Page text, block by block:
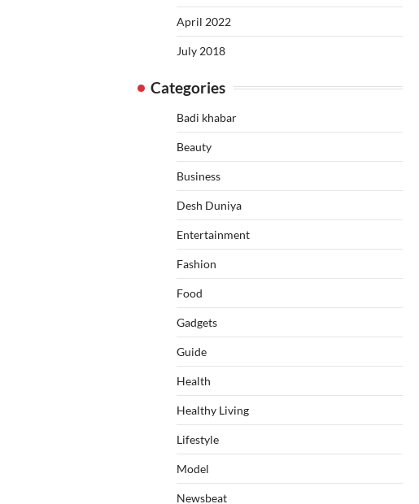
April 2022
July 2018
Categories
Badi khabar
Beauty
Business
Desh Duniya
Entertainment
Fashion
Food
Gadgets
Guide
Health
Healthy Living
Lifestyle
Model
Newsbeat